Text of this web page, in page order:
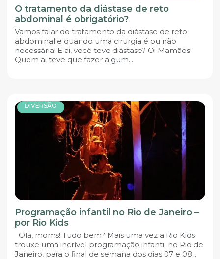
O tratamento da diástase de reto
abdominal é obrigatório?
Vamos falar do tratamento da diástase de reto
abdominal e quando uma cirurgia é ou não
necessária! E ai, você teve diástase? Oi Mamães!
Quem ai teve que fazer algum...
DIVERSÃO
Programação infantil no Rio de Janeiro –
por Rio Kids
Olá, moms! Tudo bem? Mais uma vez a Rio Kids
trouxe uma incrível programação infantil no Rio de
Janeiro, para o final de semana dos dias 07 e 08...